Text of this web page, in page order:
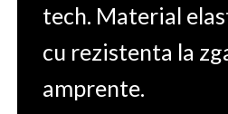
tech. Material
cu rezistenta la
amprente.